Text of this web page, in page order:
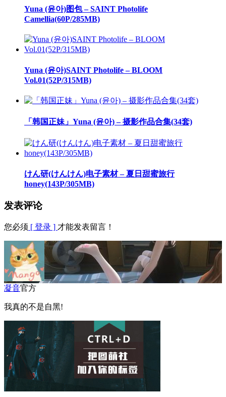
Yuna (윤아)图包 – SAINT Photolife
Camellia(60P/285MB)
Yuna (윤아)SAINT Photolife – BLOOM
Vol.01(52P/315MB)
「韩国正妹」Yuna (윤아) – 摄影作品合集(34套)
けん研(けんけん)电子素材 – 夏日甜蜜旅行
honey(143P/305MB)
发表评论
您必须 [ 登录 ] 才能发表留言！
凝音官方
我真的不是自黑!